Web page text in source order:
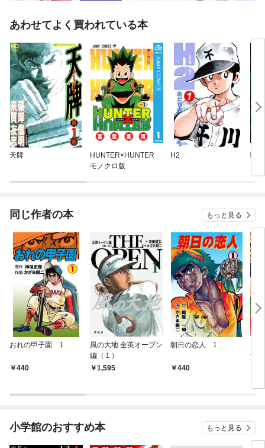
あわせてよく買われている本
天牌
HUNTER×HUNTER
モノクロ版
H2 呪
同じ作者の本 もっと見る
おれの甲子園 1
440
風の大地 全英オープン
編（１）
1,595
朝日の恋人 1
440
ナ
小学館のおすすめ本 もっと見る